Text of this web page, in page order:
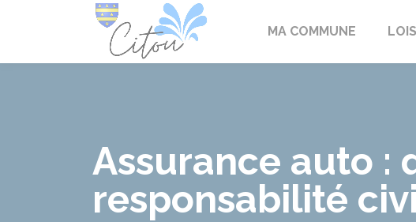
MA COMMUNE
Assurance auto :
responsabilité